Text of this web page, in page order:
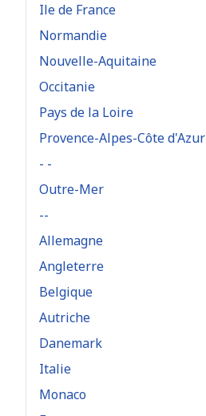
Ile de France
Normandie
Nouvelle-Aquitaine
Occitanie
Pays de la Loire
Provence-Alpes-Côte d'Azur
- -
Outre-Mer
--
Allemagne
Angleterre
Belgique
Autriche
Danemark
Italie
Monaco